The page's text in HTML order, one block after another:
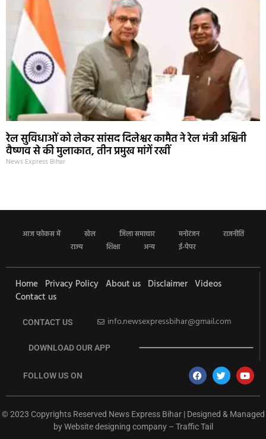
रेल सुविधाओं को लेकर सांसद दिलेश्वर कामैत ने रेल मंत्री अश्विनी
वैष्णव से की मुलाकात, तीन प्रमुख मांगें रखीं
News Express Bihar
आज फोकस में खेल जिला समाचार मनोरंजन
राजनीति
राज्य
शिक्षा अन्य ई-पेपर
Home Privacy Policy About us Disclaimer Videos
Contact us
CONTACT US info.newsexpressbihar@gmail.com
DOWNLOAD OUR APP
FOLLOW US ON
© 2023 Copyrights Reserved News Express Bihar | Designed & Managed
byWebsite designing company– Traffic Tail